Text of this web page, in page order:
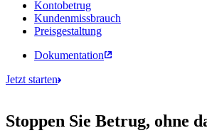
Kontobetrug
Kundenmissbrauch
Preisgestaltung
Dokumentation
Jetzt starten
Stoppen Sie Betrug, ohne